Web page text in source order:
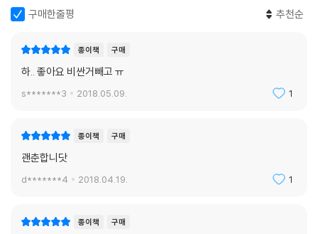
IELTS Life Skills A1
시험은 CEFR A1 등급 수준의 영어 듣기와 말하기
를 신청할 때 필요한 시험입니다.
구매한줄평 추천순
종이책 구매
하.. 좋아요 비싼거빼고 ㅠ
s*******3 2018.05.09. 1
종이책 구매
괜춘합니닷
d*******4 2018.04.19. 1
종이책 구매